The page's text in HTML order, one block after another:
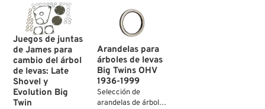
Juegos de juntas
de James para
cambio del árbol
de levas: Late
Shovel y
Evolution Big
Twin
Arandelas para
árboles de levas
Big Twins OHV
1936-1999
Selección de
arandelas de árbol